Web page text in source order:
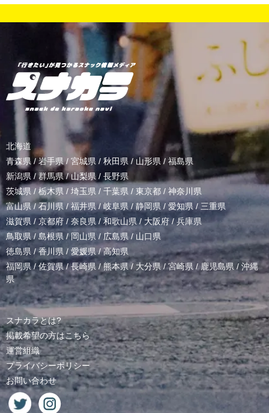
北海道
青森県 / 岩手県/ 宮城県 / 秋田県 / 山形県/ 福島県
新潟県 /群馬県/山梨県 / 長野県
茨城県 / 栃木県 / 埼玉県 / 千葉県 / 東京都 / 神奈川県
富山県 /石川県/福井県/岐阜県 / 静岡県 / 愛知県 / 三重県
滋賀県 / 京都府 / 奈良県 / 和歌山県/ 大阪府 /兵庫県
鳥取県/ 島根県 /岡山県/ 広島県 / 山口県
徳島県 /香川県 / 愛媛県/高知県
福岡県/佐賀県/長崎県 /熊本県/ 大分県/宮崎県 /鹿児島県 / 沖縄
県
スナカラとは?
掲載希望の方はこちら
運営組織
プライバシーポリシー
お問い合わせ